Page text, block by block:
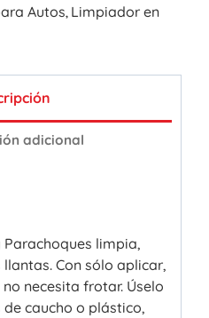
Autos, Limpiador en
adicional
limpia,
Con sólo aplicar,
necesita frotar. Úselo
caucho o plástico,